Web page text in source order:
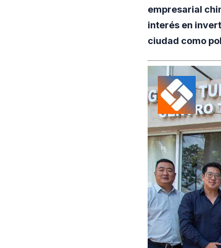
empresarial
interés en
ciudad como